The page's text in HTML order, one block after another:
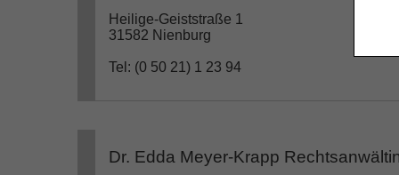
Heilige-Geiststraße 1
31582 Nienburg
Tel: (0 50 21) 1 23 94
Dr. Edda Meyer-Krapp